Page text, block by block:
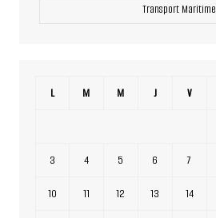
Transport Maritime
L M M J V
3 4 5 6 7
10 11 12 13 14